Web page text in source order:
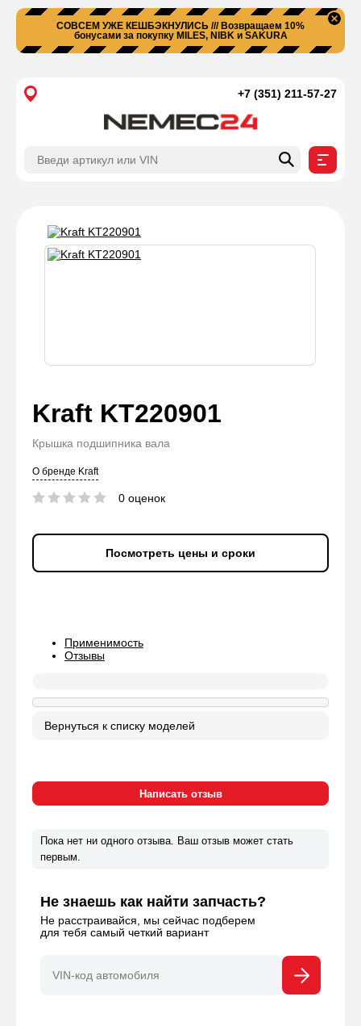
СОВСЕМ УЖЕ КЕШБЭКНУЛИСЬ /// Возвращаем 10%
бонусами за покупку MILES, NIBK и SAKURA
+7 (351) 211-57-27
О бренде Kraft
0 оценок
Kraft KT220901
Крышка подшипника вала
Посмотреть цены и сроки
Применимость
Отзывы
Пока нет ни одного отзыва. Ваш отзыв может стать
первым.
Не знаешь как найти запчасть?
Не расстраивайся, мы сейчас подберем
для тебя самый четкий вариант